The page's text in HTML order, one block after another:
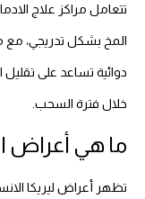
تتعامل مراكز علاج
المخ بشكل تدريجي، مع
دوائية تساعد على تقليل
خلال فترة السحب.
ما هي أعراض
تظهر أعراض ليريكا